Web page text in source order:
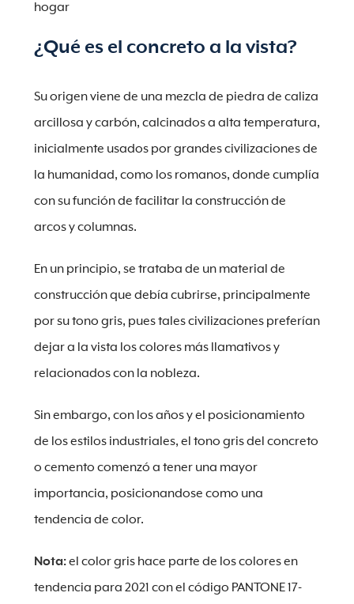
hogar
¿Qué es el concreto a la vista?
Su origen viene de una mezcla de piedra de caliza
arcillosa y carbón, calcinados a alta temperatura,
inicialmente usados por grandes civilizaciones de
la humanidad, como los romanos, donde cumplía
con su función de facilitar la construcción de
arcos y columnas.
En un principio, se trataba de un material de
construcción que debía cubrirse, principalmente
por su tono gris, pues tales civilizaciones preferían
dejar a la vista los colores más llamativos y
relacionados con la nobleza.
Sin embargo, con los años y el posicionamiento
de los estilos industriales, el tono gris del concreto
o cemento comenzó a tener una mayor
importancia, posicionandose como una
tendencia de color.
Nota:el color gris hace parte de los colores en
tendencia para 2021 con el código PANTONE 17-